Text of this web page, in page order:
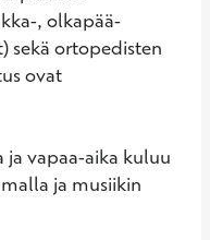
, olkapää-
sekä ortopedisten
ovat
vapaa-aika kuluu
ja musiikin